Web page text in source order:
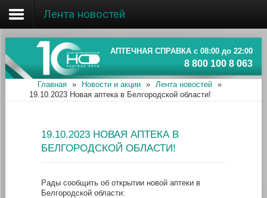
Главная
Об ассоциации
Наши аптеки
Информация
Лента новостей
АПТЕЧНАЯ СПРАВКА с 08:00 до 22:00
8 800 100 8 063
Главная » Новости и акции » Лента новостей
»
19.10.2023 Новая аптека в Белгородской области!
19.10.2023 НОВАЯ АПТЕКА В
БЕЛГОРОДСКОЙ ОБЛАСТИ!
Рады сообщить об открытии новой аптеки в
Белгородской области: